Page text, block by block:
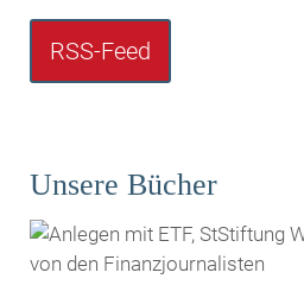
RSS-Feed
Unsere Bücher